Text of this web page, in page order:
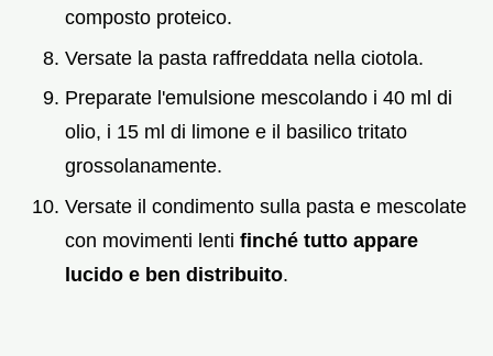
composto proteico.
Versate la pasta raffreddata nella ciotola.
Preparate l'emulsione mescolando i 40 ml di
olio, i 15 ml di limone e il basilico tritato
grossolanamente.
Versate il condimento sulla pasta e mescolate
con movimenti lenti finché tutto appare
lucido e ben distribuito.